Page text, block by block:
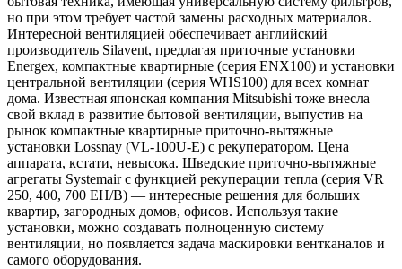
но при этом требует частой замены расходных материалов.
Интересной вентиляцией обеспечивает английский
производитель Silavent, предлагая приточные установки
Energex, компактные квартирные (серия ENX100) и установки
центральной вентиляции (серия WHS100) для всех комнат
дома. Известная японская компания Mitsubishi тоже внесла
свой вклад в развитие бытовой вентиляции, выпустив на
рынок компактные квартирные приточно-вытяжные
установки Lossnay (VL-100U-E) с рекуператором. Цена
аппарата, кстати, невысока. Шведские приточно-вытяжные
агрегаты Systemair с функцией рекуперации тепла (серия VR
250, 400, 700 EH/B) — интересные решения для больших
квартир, загородных домов, офисов. Используя такие
установки, можно создавать полноценную систему
вентиляции, но появляется задача маскировки вентканалов и
самого оборудования.